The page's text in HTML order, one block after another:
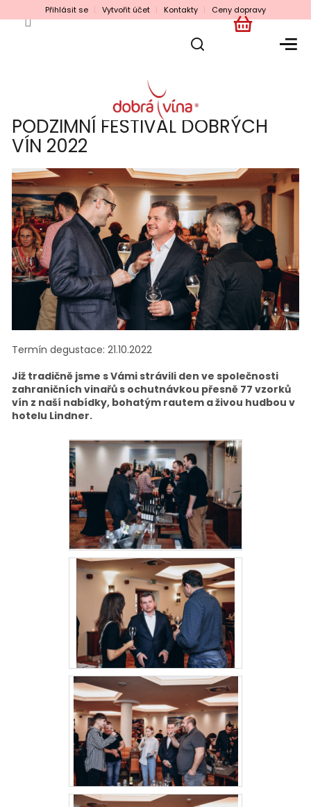
na
Přihlásit se Vytvořit účet Kontakty Ceny dopravy
NÁKUPNÍ
PODZIMNÍ FESTIVAL DOBRÝCH
VÍN 2022
Termín degustace: 21.10.2022
Již tradičně jsme s Vámi strávili den ve společnosti
zahraničních vinařů s ochutnávkou přesně 77 vzorků
vín z naší nabídky, bohatým rautem a živou hudbou v
hotelu Lindner.